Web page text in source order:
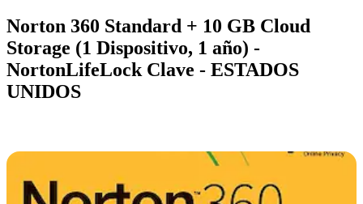
Norton 360 Standard + 10 GB Cloud
Storage (1 Dispositivo, 1 año) -
NortonLifeLock Clave - ESTADOS
UNIDOS